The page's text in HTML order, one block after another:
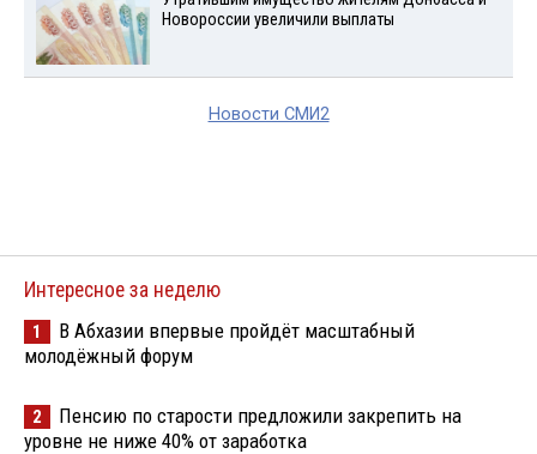
Новороссии увеличили выплаты
Новости СМИ2
Интересное за неделю
1
В Абхазии впервые пройдёт масштабный
молодёжный форум
2
Пенсию по старости предложили закрепить на
уровне не ниже 40% от заработка